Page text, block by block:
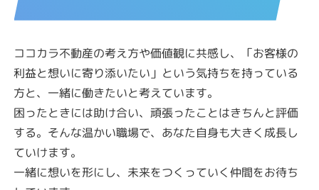
ココカラ不動産の考え方や価値観に共感し、「お客様の
利益と想いに寄り添いたい」という気持ちを持っている
方と、一緒に働きたいと考えています。
困ったときには助け合い、頑張ったことはきちんと評価
する。そんな温かい職場で、あなた自身も大きく成長し
ていけます。
一緒に想いを形にし、未来をつくっていく仲間をお待ち